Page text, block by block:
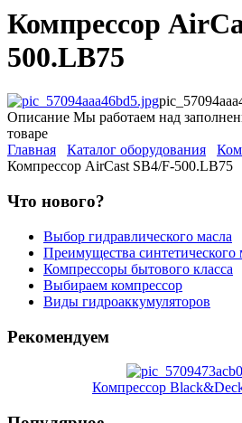
Компрессор
500.LB75
Описание Мы работаем над
товаре
Главная
Каталог оборудования
Компрессор AirCast SB4/F-500.LB75
Что нового?
Выбор гидравлического масла
Преимущества синтетического
Компрессоры бытового класса
Выбираем компрессор
Виды гидроаккумуляторов
Рекомендуем
Компрессор